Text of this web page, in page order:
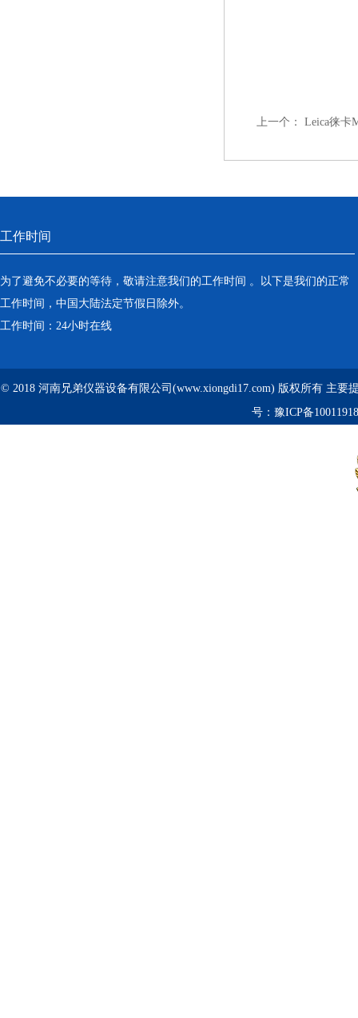
上一个： Leica徕卡
工作时间
为了避免不必要的等待，敬请注意我们的工作时间 。以下是我们的正常
工作时间，中国大陆法定节假日除外。
工作时间：24小时在线
© 2018 河南兄弟仪器设备有限公司(www.xiongdi17.com) 版权所有 主要
号： 豫ICP备